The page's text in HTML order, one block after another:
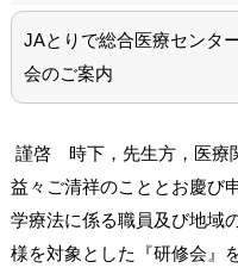
JAとりで総合医療センタ
会のご案内
謹啓 時下，先生方，医療
益々ご清祥のこととお慶び
学療法に係る職員及び地域
様を対象とした『研修会』